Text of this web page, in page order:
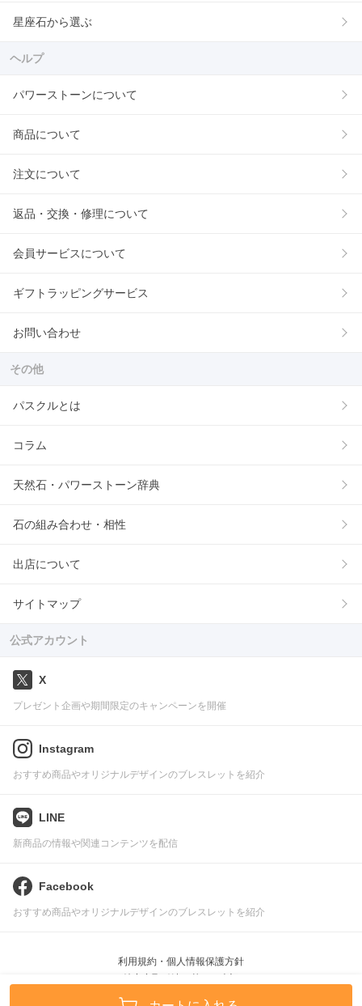
星座石から選ぶ
ヘルプ
パワーストーンについて
商品について
注文について
返品・交換・修理について
会員サービスについて
ギフトラッピングサービス
お問い合わせ
その他
パスクルとは
コラム
天然石・パワーストーン辞典
石の組み合わせ・相性
出店について
サイトマップ
公式アカウント
X
プレゼント企画や期間限定のキャンペーンを開催
Instagram
おすすめ商品やオリジナルデザインのブレスレットを紹介
LINE
新商品の情報や関連コンテンツを配信
Facebook
おすすめ商品やオリジナルデザインのブレスレットを紹介
利用規約・個人情報保護方針
特定商取引法に基づく表記